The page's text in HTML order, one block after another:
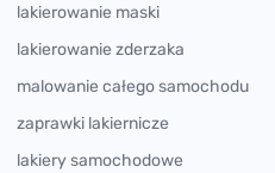
lakierowanie maski
lakierowanie zderzaka
malowanie całego samochodu
zaprawki lakiernicze
lakiery samochodowe